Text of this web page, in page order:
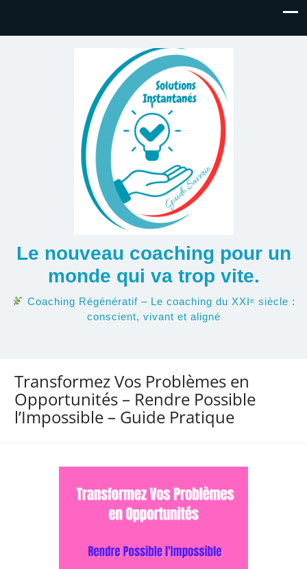
Le nouveau coaching pour un
monde qui va trop vite.
Coaching Régénératif – Le coaching du XXIᵉ siècle :
conscient, vivant et aligné
Transformez Vos Problèmes en
Opportunités – Rendre Possible
l’Impossible – Guide Pratique